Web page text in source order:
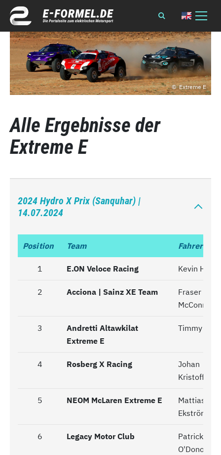
Extreme E
Alle Ergebnisse der
Extreme E
2024 Hydro X Prix (Sanquhar) |
14.07.2024
Position Team Fahrer
1 E.ON Veloce Racing Kevin
2 Acciona | Sainz XE Team
Fraser
McConnell
3
Andretti Altawkilat
Extreme E
Timmy
4 Rosberg X Racing
Johan
5 NEOM McLaren Extreme E
Mattias
Ekström
6 Legacy Motor Club
Patrick
O'Donovan
Position
1
2
3
4
5
6